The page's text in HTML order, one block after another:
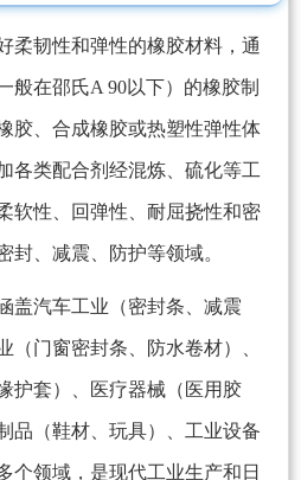
柔韧性和弹性的橡胶材料，通
般在邵氏A 90以下）的橡胶制
胶、合成橡胶或热塑性弹性体
各类配合剂经混炼、硫化等工
软性、回弹性、耐屈挠性和密
封、减震、防护等领域。
盖汽车工业（密封条、减震
（门窗密封条、防水卷材）、
护套）、医疗器械（医用胶
品（鞋材、玩具）、工业设备
个领域，是现代工业生产和日